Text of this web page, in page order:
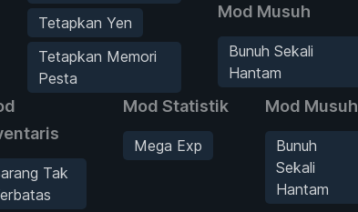
Tetapkan Yen
Tetapkan Memori
Pesta
Mod Musuh
Bunuh Sekali
Hantam
Tak
Mod Statistik
Mega Exp
Mod Musuh
Bunuh
Sekali
Hantam